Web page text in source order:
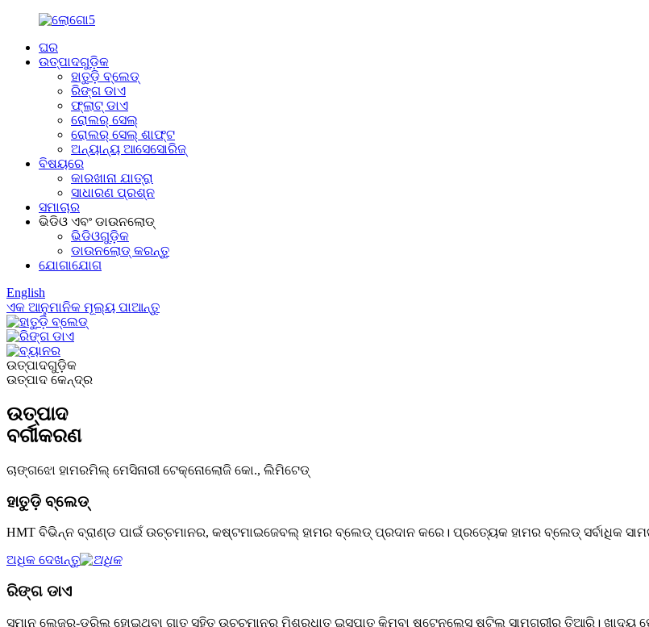
ଘର
ଉତ୍ପାଦଗୁଡ଼ିକ
ହାତୁଡ଼ି ବ୍ଲେଡ୍
ରିଙ୍ଗ ଡାଏ
ଫ୍ଲାଟ୍ ଡାଏ
ରୋଲର୍ ସେଲ୍
ରୋଲର୍ ସେଲ୍ ଶାଫ୍ଟ
ଅନ୍ୟାନ୍ୟ ଆସେସୋରିଜ୍
ବିଷୟରେ
କାରଖାନା ଯାତ୍ରା
ସାଧାରଣ ପ୍ରଶ୍ନ
ସମାଚାର
ଭିଡିଓ ଏବଂ ଡାଉନଲୋଡ୍
ଭିଡିଓଗୁଡ଼ିକ
ଡାଉନଲୋଡ୍ କରନ୍ତୁ
ଯୋଗାଯୋଗ
English
ଏକ ଆନୁମାନିକ ମୂଲ୍ୟ ପାଆନ୍ତୁ
ଉତ୍ପାଦଗୁଡ଼ିକ
ଉତ୍ପାଦ କେନ୍ଦ୍ର
ଉତ୍ପାଦ
ବର୍ଗୀକରଣ
ଚାଙ୍ଗଝୋ ହାମରମିଲ୍ ମେସିନାରୀ ଟେକ୍ନୋଲୋଜି କୋ., ଲିମିଟେଡ୍
ହାତୁଡ଼ି ବ୍ଲେଡ୍
HMT ବିଭିନ୍ନ ବ୍ରାଣ୍ଡ ପାଇଁ ଉଚ୍ଚମାନର, କଷ୍ଟମାଇଜେବଲ୍ ହାମର ବ୍ଲେଡ୍ ପ୍ରଦାନ କରେ। ପ୍ରତ୍ୟେକ ହାମର ବ୍ଲେଡ୍ ସର୍ବାଧିକ
ଅଧିକ ଦେଖନ୍ତୁ
ରିଙ୍ଗ ଡାଏ
ସମାନ ଲେଜର-ଡ୍ରିଲ୍ ହୋଇଥିବା ଗାତ ସହିତ ଉଚ୍ଚମାନର ମିଶ୍ରଧାତୁ ଇସ୍ପାତ କିମ୍ବା ଷ୍ଟେନଲେସ୍ ଷ୍ଟିଲ୍ ସାମଗ୍ରୀରୁ ତିଆରି। ଖାଦ୍ୟ